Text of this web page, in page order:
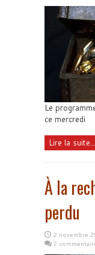
Le
ce mercredi
Lire la suite...
À la
perdu
2 novembre
2